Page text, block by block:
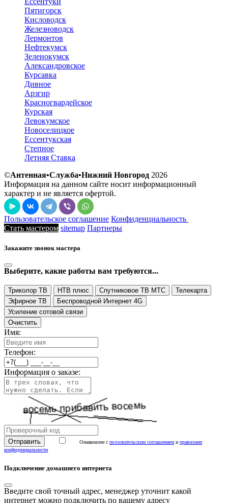
Пятигорск
Кисловодск
Железноводск
Лермонтов
Нефтекумск
Зеленокумск
Александровское
Курсавка
Дивное
Арзгир
Красногвардейское
Курская
Левокумское
Новоселицкое
Ессентукская
Степное
Летняя Ставка
©Антенная•Служба•Нижний Новгород 2026
Информация на данном сайте носит информационный
характер и не является офертой.
Пользовательское соглашение Конфиденциальность
Стать мастером sitemap Партнеры
Закажите звонок мастера
Выберите, какие работы вам требуются...
Триколор ТВ НТВ плюс Спутниковое ТВ МТС
Телекарта
Эфирное ТВ
Беспроводной Интернет 4G
Усиление сотовой связи
Очистить
Имя:
Телефон:
Информация о заказе:
Ознакомлен с ползовательским соглашением и правилами
конфиденциальности
Подключение домашнего интернета
Введите свой точный адрес, менеджер уточнит какой
интернет можно подключить по вашему адресу